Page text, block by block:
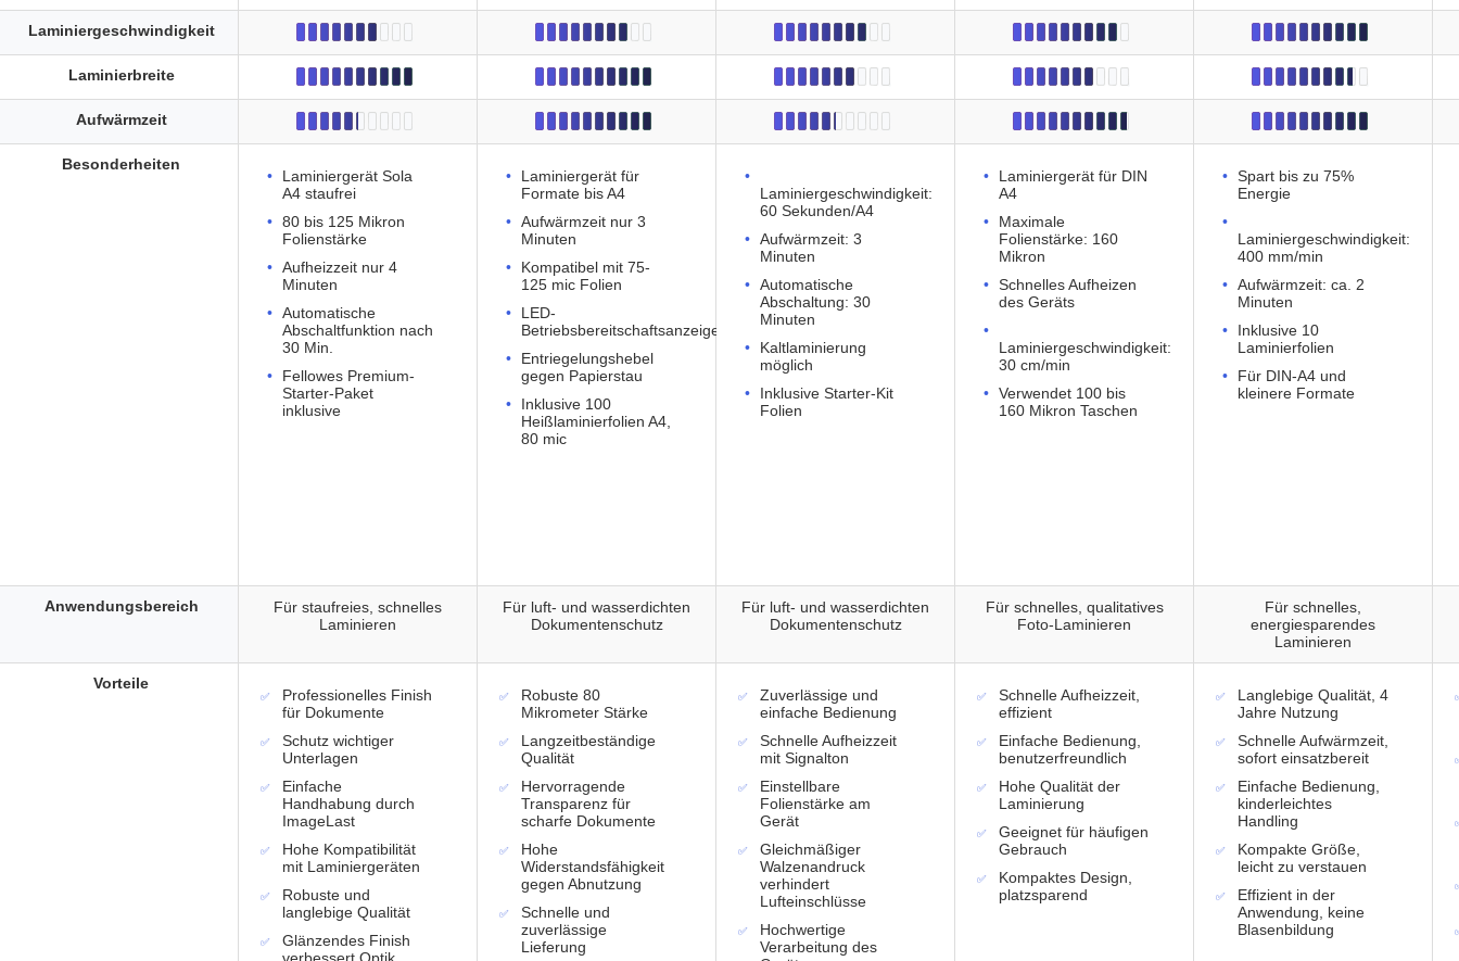
Laminiergerät Sola
A4 staufrei
80 bis 125 Mikron
Folienstärke
Aufheizzeit nur 4
Minuten
Automatische
Abschaltfunktion nach
30 Min.
Fellowes Premium-
Starter-Paket
inklusive
Laminiergerät für
Formate bis A4
Aufwärmzeit nur 3
Minuten
Kompatibel mit 75-
125 mic Folien
LED-
Betriebsbereitschaftsanzeige
Entriegelungshebel
gegen Papierstau
Inklusive 100
Heißlaminierfolien A4,
80 mic
Laminiergeschwindigkeit:
60 Sekunden/A4
Aufwärmzeit: 3
Minuten
Automatische
Abschaltung: 30
Minuten
Kaltlaminierung
möglich
Inklusive Starter-Kit
Folien
Laminiergerät für DIN
A4
Maximale
Folienstärke: 160
Mikron
Schnelles Aufheizen
des Geräts
Laminiergeschwindigkeit:
30 cm/min
Verwendet 100 bis
160 Mikron Taschen
Spart bis zu 75%
Energie
Laminiergeschwindigkeit:
400 mm/min
Aufwärmzeit: ca. 2
Minuten
Inklusive 10
Laminierfolien
Für DIN-A4 und
kleinere Formate
Für staufreies, schnelles
Laminieren
Für luft- und wasserdichten
Dokumentenschutz
Für luft- und wasserdichten
Dokumentenschutz
Für schnelles, qualitatives
Foto-Laminieren
Für schnelles,
energiesparendes
Laminieren
Professionelles Finish
für Dokumente
Schutz wichtiger
Unterlagen
Einfache
Handhabung durch
ImageLast
Hohe Kompatibilität
mit Laminiergeräten
Robuste und
langlebige Qualität
Glänzendes Finish
Robuste 80
Mikrometer Stärke
Langzeitbeständige
Qualität
Hervorragende
Transparenz für
scharfe Dokumente
Hohe
Widerstandsfähigkeit
gegen Abnutzung
Schnelle und
zuverlässige
Lieferung
Zuverlässige und
einfache Bedienung
Schnelle Aufheizzeit
mit Signalton
Einstellbare
Folienstärke am
Gerät
Gleichmäßiger
Walzenandruck
verhindert
Lufteinschlüsse
Hochwertige
Verarbeitung des
Schnelle Aufheizzeit,
effizient
Einfache Bedienung,
benutzerfreundlich
Hohe Qualität der
Laminierung
Geeignet für häufigen
Gebrauch
Kompaktes Design,
platzsparend
Langlebige Qualität, 4
Jahre Nutzung
Schnelle Aufwärmzeit,
sofort einsatzbereit
Einfache Bedienung,
kinderleichtes
Handling
Kompakte Größe,
leicht zu verstauen
Effizient in der
Anwendung, keine
Blasenbildung
Laminiergeschwindigkeit
Laminierbreite
Aufwärmzeit
Besonderheiten
Anwendungsbereich
Vorteile